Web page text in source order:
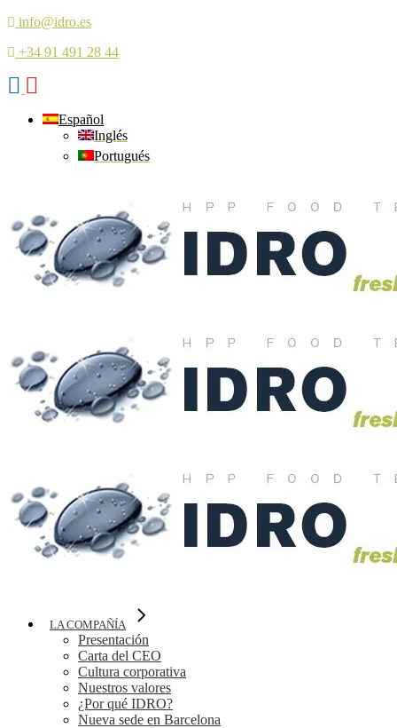
info@idro.es
+34 91 491 28 44
Español
Inglés
Portugués
LA COMPAÑÍA
Presentación
Carta del CEO
Cultura corporativa
Nuestros valores
¿Por qué IDRO?
Nueva sede en Barcelona